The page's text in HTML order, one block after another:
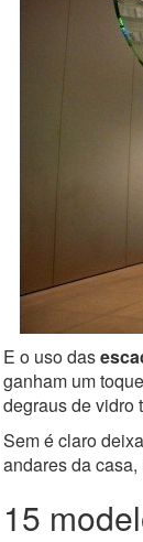
E o uso das
ganham um
degraus de vidro
Sem é claro
andares da
15